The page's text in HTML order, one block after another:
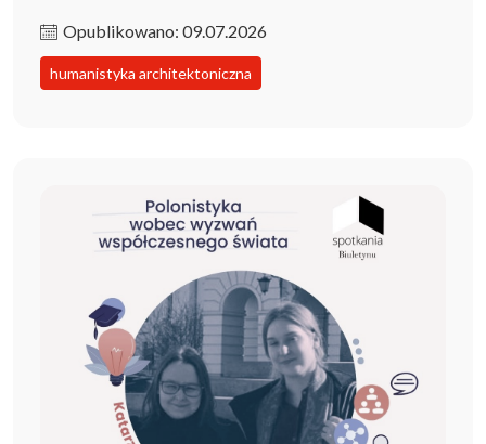
Opublikowano: 09.07.2026
humanistyka architektoniczna